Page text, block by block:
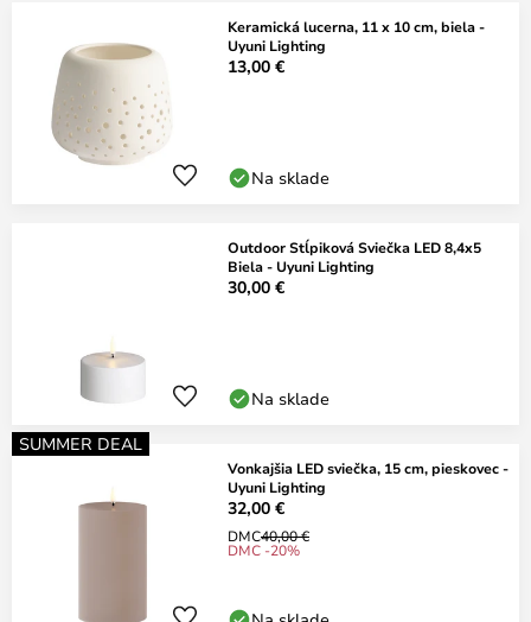
Keramická lucerna, 11 x 10 cm, biela -
Uyuni Lighting
13,00 €
Na sklade
Outdoor Stĺpiková Sviečka LED 8,4x5
Biela - Uyuni Lighting
30,00 €
Na sklade
SUMMER DEAL
Vonkajšia LED sviečka, 15 cm, pieskovec -
Uyuni Lighting
32,00 €
DMC40,00 €
DMC -20%